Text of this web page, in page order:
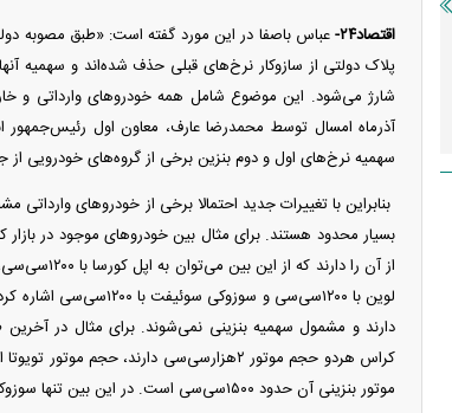
اقتصاد۲۴-
عباس باصفا در این مورد گفته است: «طبق مصوبه
آذرماه امسال توسط محمدرضا عارف، معاون اول
سهمیه نرخ‌های اول و دوم بنزین برخی از گروه‌های خودرویی
بنابراین با تغییرات جدید احتمالا برخی از خودرو‌های
موتور بنزینی آن حدود ۱۵۰۰‌سی‌سی است. در این بین تنها سوزوکی سوئیفت ۱۲۰۰‌سی‌سی حجم موتور دارد.
رونمایی از پوکو M ۸ پاور با باتری ۸۰۰۰
میلی‌آمپرساعتی
چگونه جنگ
ترامپ در خلیج فارس